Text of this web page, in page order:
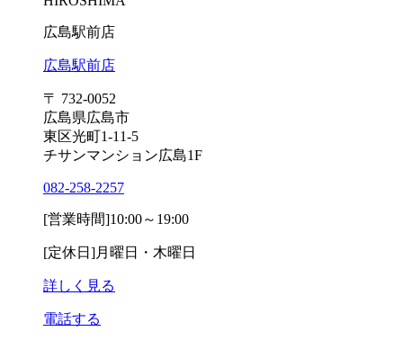
広島駅前店
広島駅前店
〒 732-0052
広島県広島市
東区光町1-11-5
チサンマンション広島1F
082-258-2257
[営業時間]10:00～19:00
[定休日]月曜日・木曜日
詳しく見る
電話する